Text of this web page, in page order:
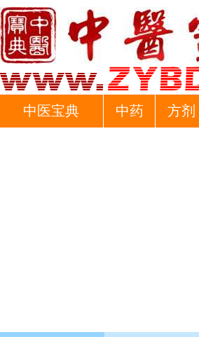
中医宝典 中药 方剂